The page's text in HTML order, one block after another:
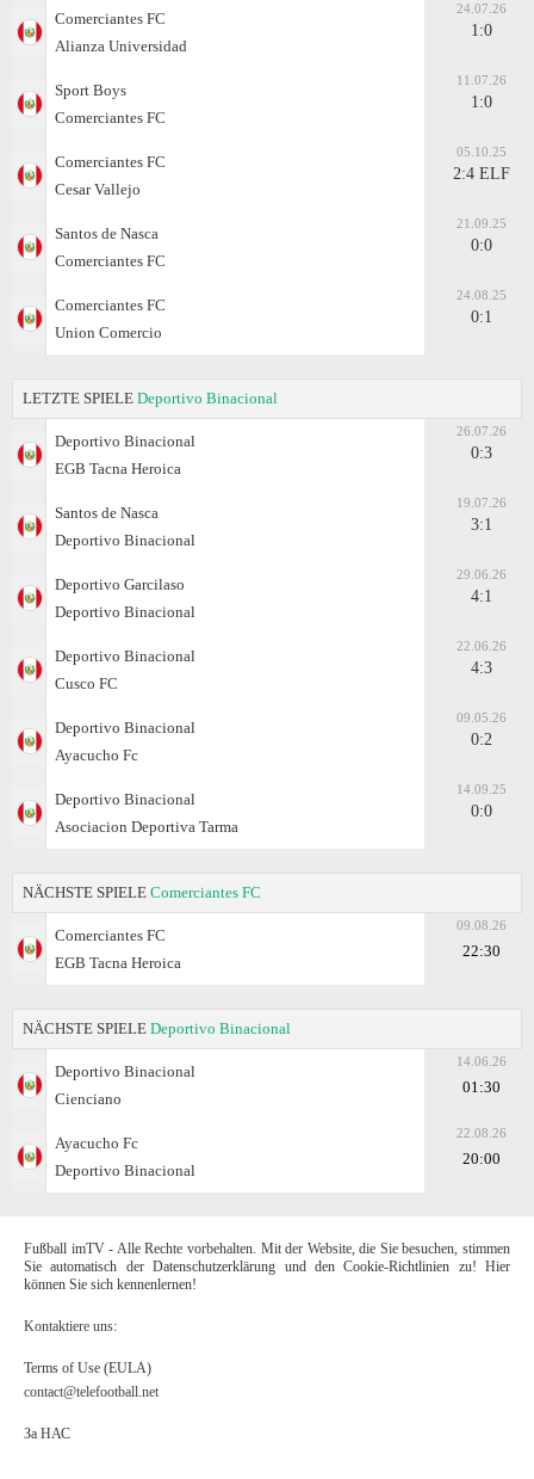
Comerciantes FC
Alianza Universidad
24.07.26
1:0
Sport Boys
Comerciantes FC
11.07.26
1:0
Comerciantes FC
Cesar Vallejo
05.10.25
2:4 ELF
Santos de Nasca
Comerciantes FC
21.09.25
0:0
Comerciantes FC
Union Comercio
24.08.25
0:1
LETZTE SPIELE Deportivo Binacional
Deportivo Binacional
EGB Tacna Heroica
26.07.26
0:3
Santos de Nasca
Deportivo Binacional
19.07.26
3:1
Deportivo Garcilaso
Deportivo Binacional
29.06.26
4:1
Deportivo Binacional
Cusco FC
22.06.26
4:3
Deportivo Binacional
Ayacucho Fc
09.05.26
0:2
Deportivo Binacional
Asociacion Deportiva Tarma
14.09.25
0:0
NÄCHSTE SPIELE Comerciantes FC
Comerciantes FC
EGB Tacna Heroica
09.08.26
22:30
NÄCHSTE SPIELE Deportivo Binacional
Deportivo Binacional
Cienciano
14.06.26
01:30
Ayacucho Fc
Deportivo Binacional
22.08.26
20:00
Fußball imTV - Alle Rechte vorbehalten. Mit der Website, die Sie besuchen, stimmen
Sie automatisch der Datenschutzerklärung und den Cookie-Richtlinien zu! Hier
können Sie sich kennenlernen!
Kontaktiere uns:
Terms of Use (EULA)
contact@telefootball.net
За НАС